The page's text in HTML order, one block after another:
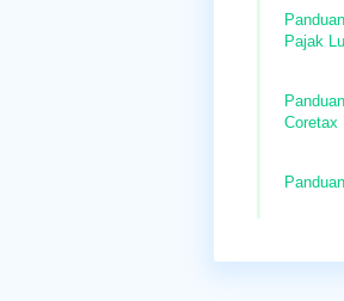
Pajak
Coretax